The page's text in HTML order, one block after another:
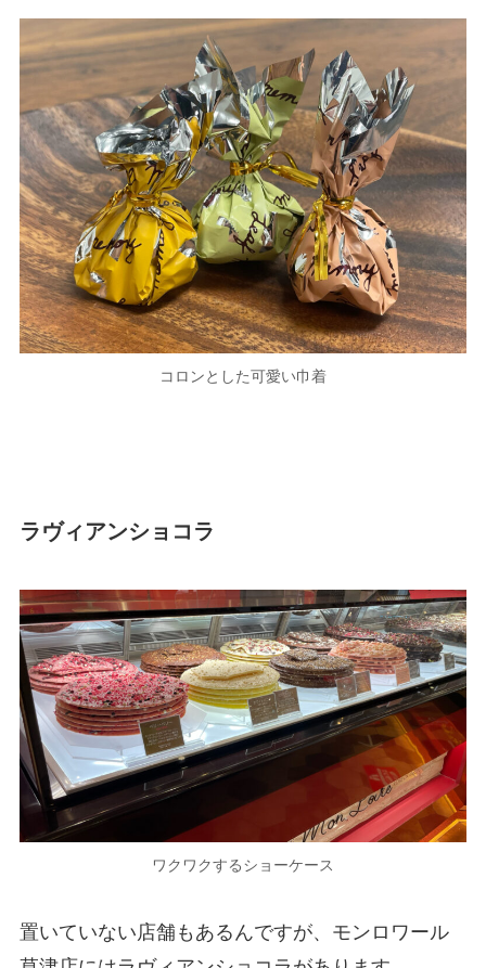
コロンとした可愛い巾着
ラヴィアンショコラ
ワクワクするショーケース
置いていない店舗もあるんですが、モンロワール